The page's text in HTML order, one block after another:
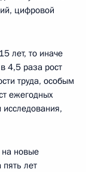
цифровой
лет, то иначе
4,5 раза рост
труда, особым
ежегодных
исследования,
новые
лет